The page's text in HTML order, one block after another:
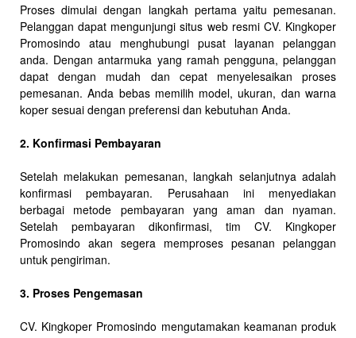
Proses dimulai dengan langkah pertama yaitu pemesanan.
Pelanggan dapat mengunjungi situs web resmi CV. Kingkoper
Promosindo atau menghubungi pusat layanan pelanggan
anda. Dengan antarmuka yang ramah pengguna, pelanggan
dapat dengan mudah dan cepat menyelesaikan proses
pemesanan. Anda bebas memilih model, ukuran, dan warna
koper sesuai dengan preferensi dan kebutuhan Anda.
2. Konfirmasi Pembayaran
Setelah melakukan pemesanan, langkah selanjutnya adalah
konfirmasi pembayaran. Perusahaan ini menyediakan
berbagai metode pembayaran yang aman dan nyaman.
Setelah pembayaran dikonfirmasi, tim CV. Kingkoper
Promosindo akan segera memproses pesanan pelanggan
untuk pengiriman.
3. Proses Pengemasan
CV. Kingkoper Promosindo mengutamakan keamanan produk